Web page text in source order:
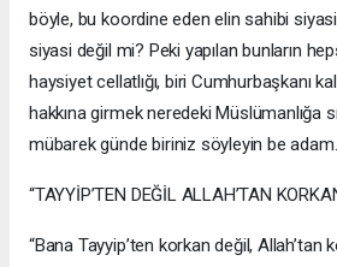
böyle, bu koordine eden elin sahibi
siyasi değil mi? Peki yapılan bunların
haysiyet cellatlığı, biri Cumhurbaşkanı
hakkına girmek neredeki Müslümanlığa
mübarek günde biriniz söyleyin be
“TAYYİP’TEN DEĞİL ALLAH’TAN
“Bana Tayyip’ten korkan değil, Allah’tan